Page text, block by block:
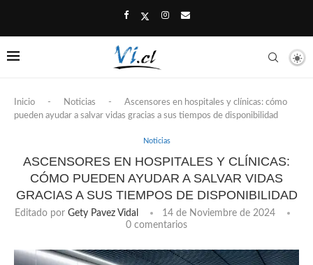
Inicio - Noticias -
Ascensores en hospitales y clínicas: cómo
pueden ayudar a salvar vidas gracias a sus tiempos de disponibilidad
Noticias
ASCENSORES EN HOSPITALES Y CLÍNICAS:
CÓMO PUEDEN AYUDAR A SALVAR VIDAS
GRACIAS A SUS TIEMPOS DE DISPONIBILIDAD
Editado por Gety Pavez Vidal
14 de Noviembre de 2024
0 comentarios